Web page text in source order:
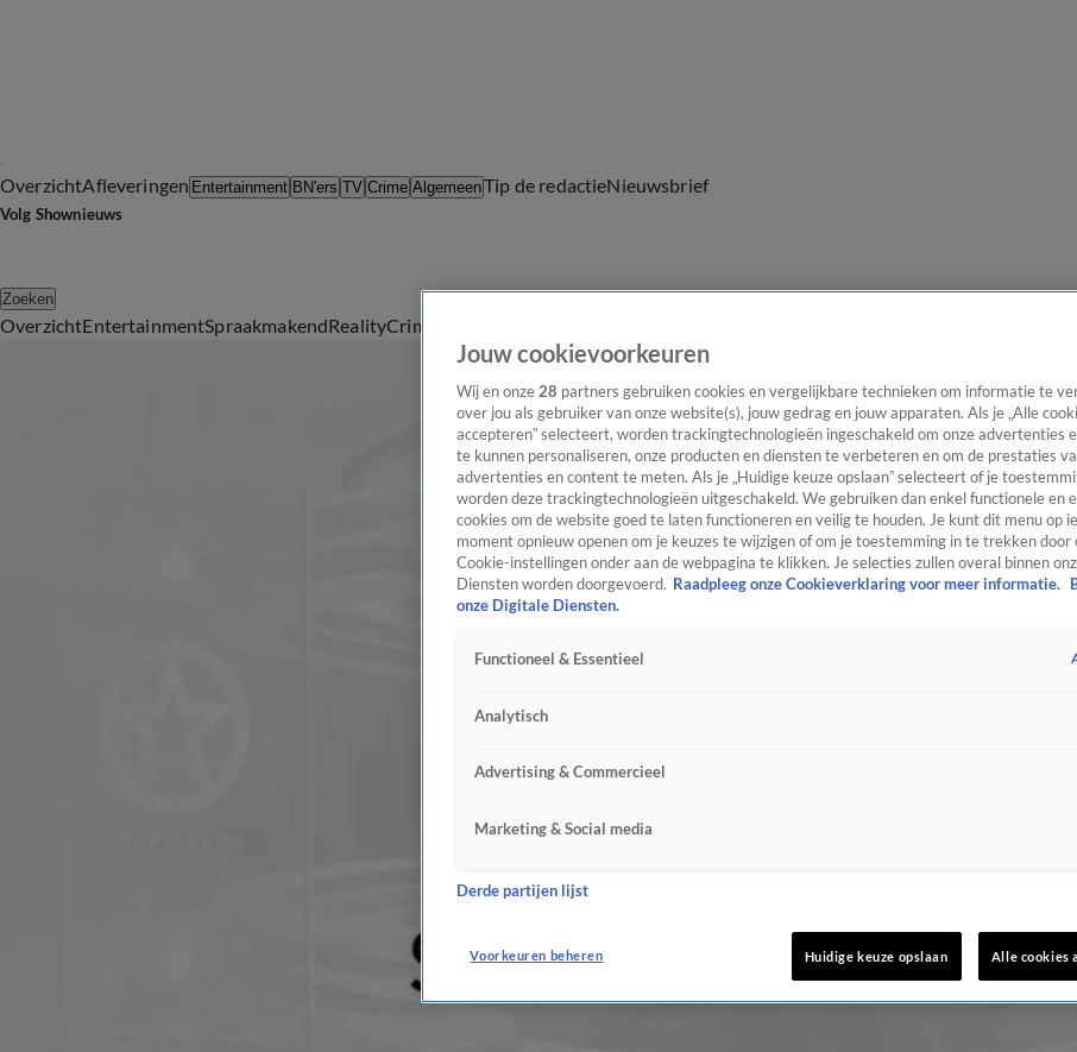
OverzichtAfleveringen Entertainment BN'ers TV Crime AlgemeenTip de redactieNieuwsbrief
Volg Shownieuws
Zoeken
OverzichtEntertainmentSpraakmakendRealityCrime
Jouw cookievoorkeuren
Wij en onze 28 partners gebruiken cookies en vergelijkbare technieken om informatie te
over jou als gebruiker van onze website(s), jouw gedrag en jouw apparaten. Als je „Alle
accepteren” selecteert, worden trackingtechnologieën ingeschakeld om onze advertenties
te kunnen personaliseren, onze producten en diensten te verbeteren en om de prestaties
advertenties en content te meten. Als je „Huidige keuze opslaan” selecteert of je
worden deze trackingtechnologieën uitgeschakeld. We gebruiken dan enkel functionele en
cookies om de website goed te laten functioneren en veilig te houden. Je kunt dit menu op
moment opnieuw openen om je keuzes te wijzigen of om je toestemming in te trekken door
Cookie-instellingen onder aan de webpagina te klikken. Je selecties zullen overal binnen
Diensten worden doorgevoerd. Raadpleeg onze Cookieverklaring voor meer informatie.
onze Digitale Diensten.
Functioneel & Essentieel
Analytisch
Advertising & Commercieel
Marketing & Social media
Derde partijen lijst
Voorkeuren beheren Huidige keuze opslaan Alle cookies